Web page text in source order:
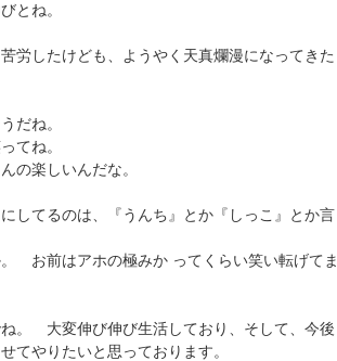
とね。
労したけども、ようやく天真爛漫になってきた
だね。
てね。
の楽しいんだな。
してるのは、『うんち』とか『しっこ』とか
お前はアホの極みか ってくらい笑い転げて
ね。 大変伸び伸び生活しており、そして、今
てやりたいと思っております。